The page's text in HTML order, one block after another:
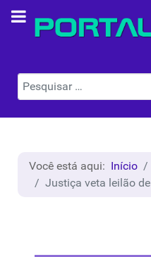
Pesquisar
Você está aqui: Início
Justiça veta leilão